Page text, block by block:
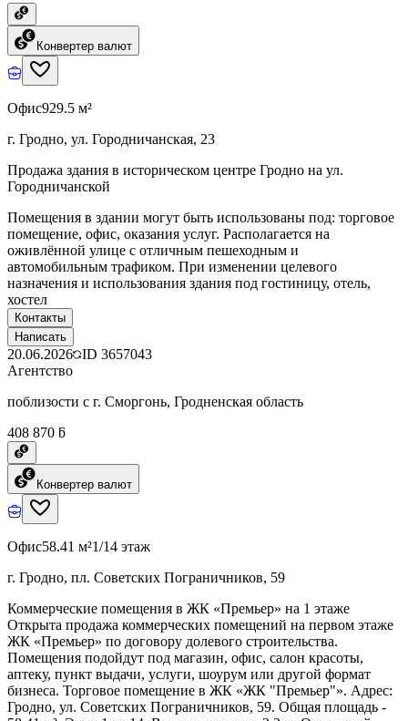
Конвертер валют
Офис929.5 м²
г. Гродно, ул. Городничанская, 23
Продажа здания в историческом центре Гродно на ул.
Городничанской
Помещения в здании могут быть использованы под: торговое
помещение, офис, оказания услуг. Располагается на
оживлённой улице с отличным пешеходным и
автомобильным трафиком. При изменении целевого
назначения и использования здания под гостиницу, отель,
хостел
Контакты
Написать
20.06.2026 ID 3657043
Агентство
поблизости с г. Сморгонь, Гродненская область
408 870 ƃ
Конвертер валют
Офис58.41 м²1/14 этаж
г. Гродно, пл. Советских Пограничников, 59
Коммерческие помещения в ЖК «Премьер» на 1 этаже
Открыта продажа коммерческих помещений на первом этаже
ЖК «Премьер» по договору долевого строительства.
Помещения подойдут под магазин, офис, салон красоты,
аптеку, пункт выдачи, услуги, шоурум или другой формат
бизнеса. Торговое помещение в ЖК «ЖК "Премьер"». Адрес:
Гродно, ул. Советских Пограничников, 59. Общая площадь -